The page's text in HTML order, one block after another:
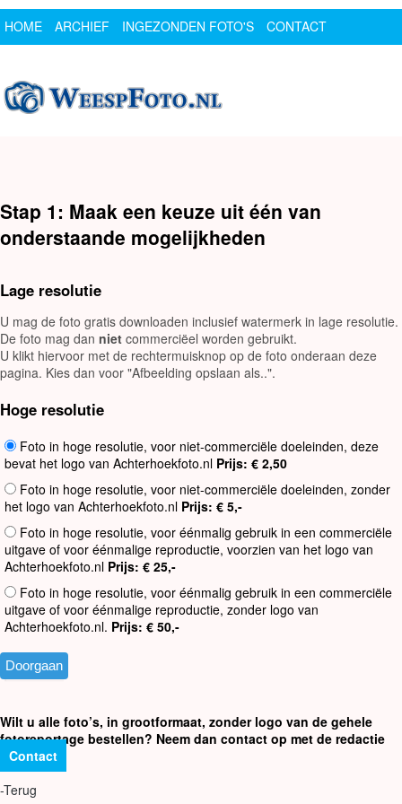
HOME ARCHIEF INGEZONDEN FOTO'S
CONTACT
Stap 1: Maak een keuze uit één van
onderstaande mogelijkheden
Lage resolutie
U mag de foto gratis downloaden inclusief watermerk in lage resolutie.
De foto mag dan niet commerciëel worden gebruikt.
U klikt hiervoor met de rechtermuisknop op de foto onderaan deze
pagina. Kies dan voor "Afbeelding opslaan als..".
Hoge resolutie
Foto in hoge resolutie, voor niet-commerciële doeleinden, deze
bevat het logo van Achterhoekfoto.nl Prijs: € 2,50
Foto in hoge resolutie, voor niet-commerciële doeleinden, zonder
het logo van Achterhoekfoto.nl Prijs: € 5,-
Foto in hoge resolutie, voor éénmalig gebruik in een commerciële
uitgave of voor éénmalige reproductie, voorzien van het logo van
Achterhoekfoto.nl Prijs: € 25,-
Foto in hoge resolutie, voor éénmalig gebruik in een commerciële
uitgave of voor éénmalige reproductie, zonder logo van
Achterhoekfoto.nl. Prijs: € 50,-
Wilt u alle foto’s, in grootformaat, zonder logo van de gehele
fotoreportage bestellen? Neem dan contact op met de redactie
Contact
-Terug